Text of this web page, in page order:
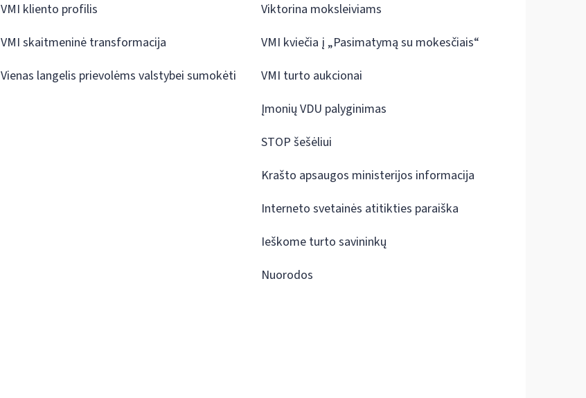
VMI kliento profilis
VMI skaitmeninė transformacija
Vienas langelis prievolėms valstybei sumokėti
Viktorina moksleiviams
VMI kviečia į „Pasimatymą su mokesčiais“
VMI turto aukcionai
Įmonių VDU palyginimas
STOP šešėliui
Krašto apsaugos ministerijos informacija
Interneto svetainės atitikties paraiška
Ieškome turto savininkų
Nuorodos